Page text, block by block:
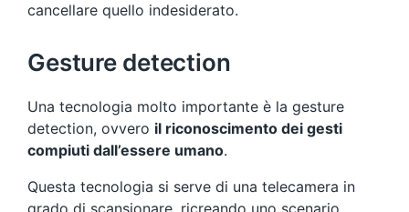
cancellare quello indesiderato.
Gesture detection
Una tecnologia molto importante è la gesture
detection, ovvero il riconoscimento dei gesti
compiuti dall’essere umano.
Questa tecnologia si serve di una telecamera in
grado di scansionare, ricreando uno scenario